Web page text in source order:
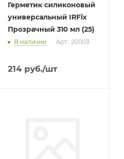
Герметик силиконовый
универсальный IRFix
Прозрачный 310 мл (25)
В наличии Арт.: 20003
214руб./шт